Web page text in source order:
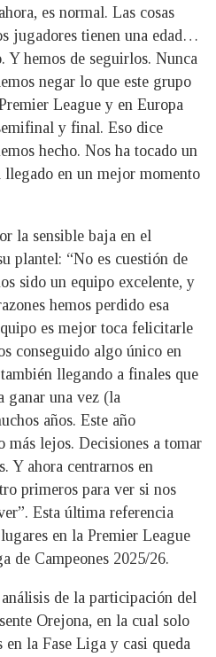
es normal. Las cosas
jugadores tienen una edad…
Y hemos de seguirlos. Nunca
negar lo que este grupo
League y en Europa
y final. Eso dice
hecho. Nos ha tocado un
llegado en un mejor momento
la sensible baja en el
plantel: “No es cuestión de
sido un equipo excelente, y
hemos perdido esa
es mejor toca felicitarle
conseguido algo único en
llegando a finales que
ganar una vez (la
años. Este año
más lejos. Decisiones a tomar
Y ahora centrarnos en
primeros para ver si nos
Esta última referencia
en la Premier League
de Campeones 2025/26.
de la participación del
Orejona, en la cual solo
en la Fase Liga y casi queda